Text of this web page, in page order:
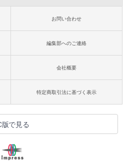
お問い合わせ
編集部へのご連絡
会社概要
特定商取引法に基づく表示
版で見る